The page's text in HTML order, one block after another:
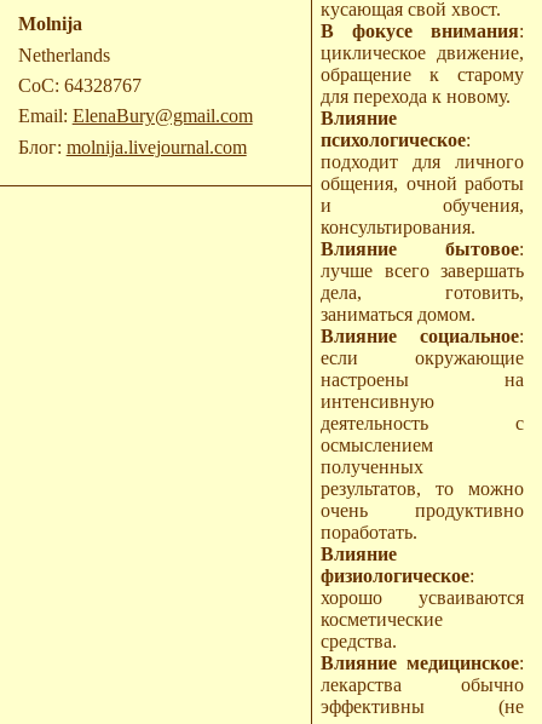
Molnija
Netherlands
CoC: 64328767
Email: ElenaBury@gmail.com
Блог: molnija.livejournal.com
кусающая свой хвост.
В фокусе внимания:
циклическое движение,
обращение к старому
для перехода к новому.
Влияние
психологическое:
подходит для личного
общения, очной работы
и обучения,
консультирования.
Влияние бытовое:
лучше всего завершать
дела, готовить,
заниматься домом.
Влияние социальное:
если окружающие
настроены на
интенсивную
деятельность с
осмыслением
полученных
результатов, то можно
очень продуктивно
поработать.
Влияние
физиологическое:
хорошо усваиваются
косметические
средства.
Влияние медицинское:
лекарства обычно
эффективны (не